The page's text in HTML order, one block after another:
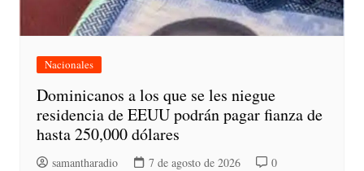
Nacionales
Dominicanos a los que se les niegue
residencia de EEUU podrán pagar fianza de
hasta 250,000 dólares
samantharadio 7 de agosto de 2026 0